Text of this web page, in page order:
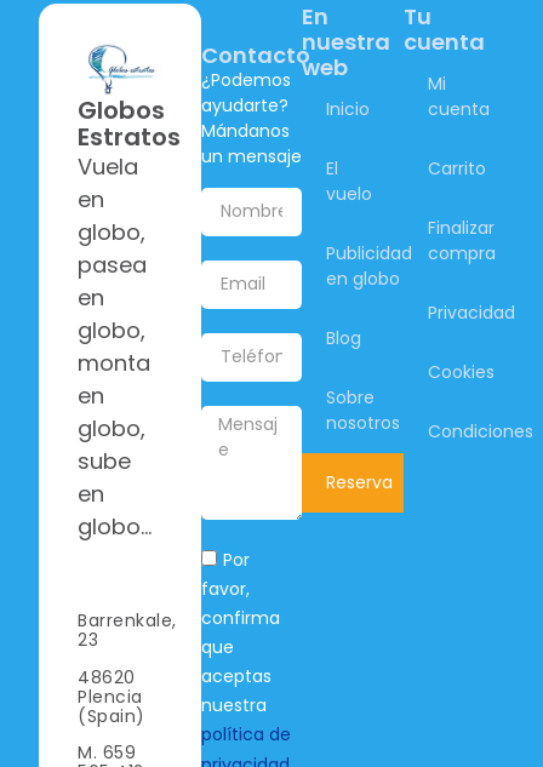
Globos
Estratos
Vuela
en
globo,
pasea
en
globo,
monta
en
globo,
sube
en
globo…
Barrenkale,
23
48620
Plencia
(Spain)
M. 659
En
nuestra
web
Inicio
El
vuelo
Publicidad
en globo
Blog
Sobre
nosotros
Reserva
Tu
cuenta
Mi
cuenta
Carrito
Finalizar
compra
Privacidad
Cookies
Condiciones
Contacto
¿Podemos
ayudarte?
Mándanos
un mensaje
Por
favor,
confirma
que
aceptas
nuestra
política de